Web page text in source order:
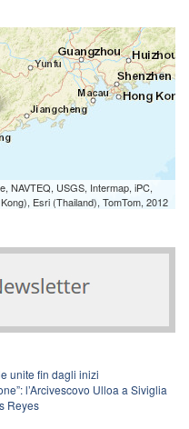
NAVTEQ, USGS, Intermap, iPC,
Esri (Thailand), TomTom, 2012
unite fin dagli inizi
l’Arcivescovo Ulloa a Siviglia
Reyes